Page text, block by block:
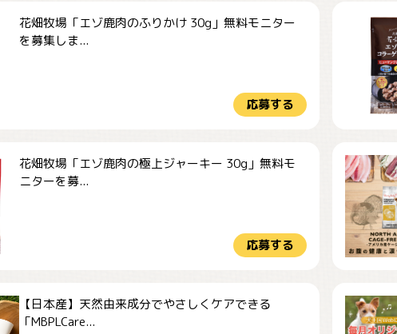
花畑牧場「エゾ鹿肉のふりかけ 30g」無料モニター
を募集しま...
応募する
花畑牧場「エゾ鹿肉の極上ジャーキー 30g」無料モ
ニターを募...
応募する
【日本産】天然由来成分でやさしくケアできる
「MBPLCare...